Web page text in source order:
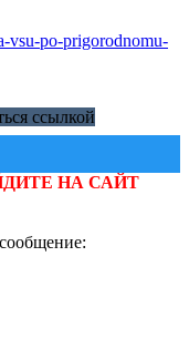
vsu-po-prigorodnomu-
ссылкой
НА САЙТ